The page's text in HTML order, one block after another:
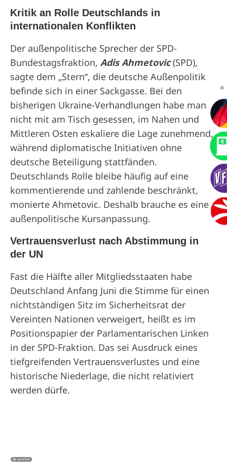
Kritik an Rolle Deutschlands in
internationalen Konflikten
Der außenpolitische Sprecher der SPD-
Bundestagsfraktion, Adis Ahmetovic(SPD),
sagte dem „Stern“, die deutsche Außenpolitik
befinde sich in einer Sackgasse. Bei den
bisherigen Ukraine-Verhandlungen habe man
nicht mit am Tisch gesessen, im Nahen und
Mittleren Osten eskaliere die Lage zunehmend,
während diplomatische Initiativen ohne
deutsche Beteiligung stattfänden.
Deutschlands Rolle bleibe häufig auf eine
kommentierende und zahlende beschränkt,
monierte Ahmetovic. Deshalb brauche es eine
außenpolitische Kursanpassung.
Vertrauensverlust nach Abstimmung in
der UN
Fast die Hälfte aller Mitgliedsstaaten habe
Deutschland Anfang Juni die Stimme für einen
nichtständigen Sitz im Sicherheitsrat der
Vereinten Nationen verweigert, heißt es im
Positionspapier der Parlamentarischen Linken
in der SPD-Fraktion. Das sei Ausdruck eines
tiefgreifenden Vertrauensverlustes und eine
historische Niederlage, die nicht relativiert
werden dürfe.
✖